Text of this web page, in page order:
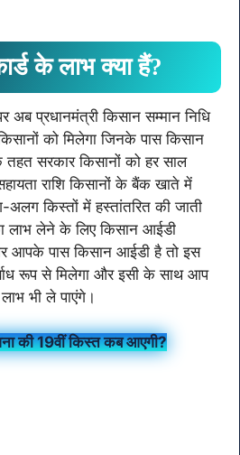
के लाभ क्या हैं?
अब प्रधानमंत्री किसान सम्मान निधि
को मिलेगा जिनके पास किसान
सरकार किसानों को हर साल
राशि किसानों के बैंक खाते में
किस्तों में हस्तांतरित की जाती
लाभ लेने के लिए किसान आईडी
आपके पास किसान आईडी है तो इस
रूप से मिलेगा और इसी के साथ आप
भी ले पाएंगे।
की 19वीं किस्त कब आएगी?